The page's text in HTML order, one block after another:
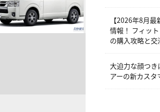
【2026年8月
情報！ フィッ
の購入攻略と交
大迫力な顔つき
アーの新カスタ